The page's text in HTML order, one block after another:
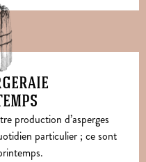
production d’asperges
particulier ; ce sont